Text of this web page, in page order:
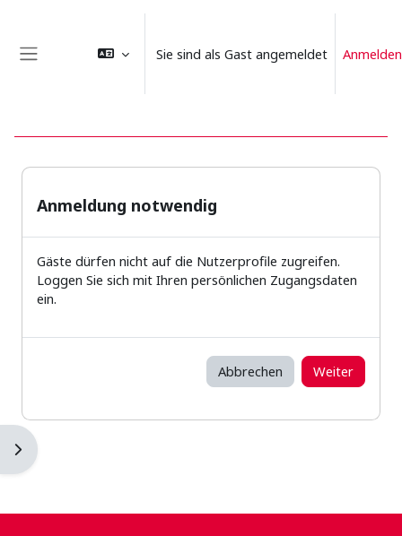
Sie sind als Gast angemeldet Anmelden
Blockleiste öffnen
Anmeldung notwendig
Gäste dürfen nicht auf die Nutzerprofile zugreifen.
Loggen Sie sich mit Ihren persönlichen Zugangsdaten
ein.
Abbrechen Weiter